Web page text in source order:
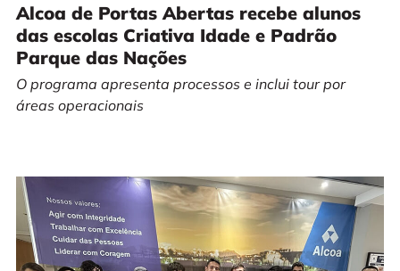
Alcoa de Portas Abertas recebe alunos
das escolas Criativa Idade e Padrão
Parque das Nações
O programa apresenta processos e inclui tour por
áreas operacionais